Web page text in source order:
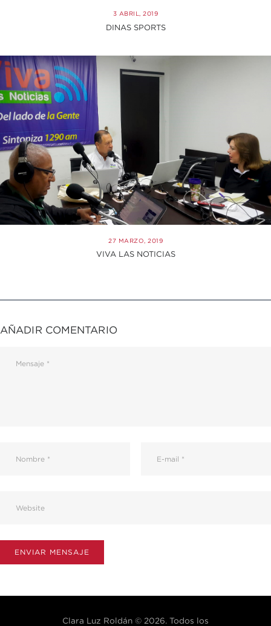
3 ABRIL, 2019
DINAS SPORTS
27 MARZO, 2019
VIVA LAS NOTICIAS
AÑADIR COMENTARIO
Clara Luz Roldán © 2026. Todos los